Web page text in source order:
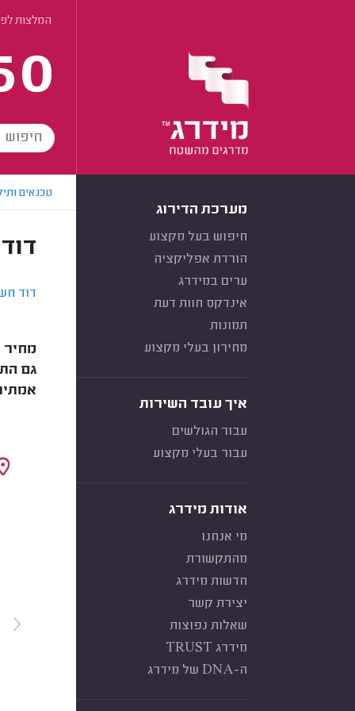
המלצות
מערכת הדירוג
חיפוש בעל מקצוע
הורדת אפליקציה
ערים במידרג
אינדקס חוות דעת
תמונות
מחירון בעלי מקצוע
איך עובד השירות
עבור הגולשים
עבור בעלי מקצוע
אודות מידרג
מי אנחנו
מהתקשורת
חדשות מידרג
יצירת קשר
שאלות נפוצות
מידרג TRUST
ה-DNA של מידרג
טכנאים
דוד
גם